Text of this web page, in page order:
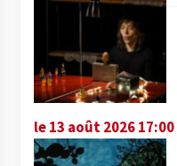
le 13 août 2026 17:00